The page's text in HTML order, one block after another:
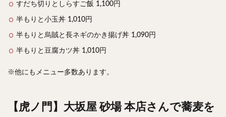
すだち切りとしらすご飯 1,100円
半もりと小玉丼 1,010円
半もりと烏賊と長ネギのかき揚げ丼 1,090円
半もりと豆腐カツ丼 1,010円
※他にもメニュー多数あります。
【虎ノ門】大坂屋 砂場 本店さんで蕎麦を